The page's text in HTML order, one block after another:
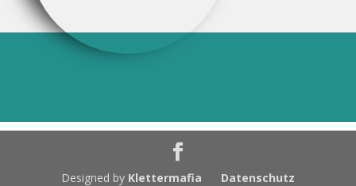
Designed by Klettermafia
Datenschutz